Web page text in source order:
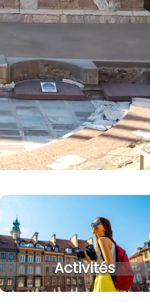
Activités